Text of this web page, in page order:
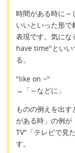
時間がある時に～
いいといった形で
表現です。気に
have time"といい
る。
"like on ~"
→「～などに」
ものの例えを出
がある時」の例
TV"「テレビで見
す。